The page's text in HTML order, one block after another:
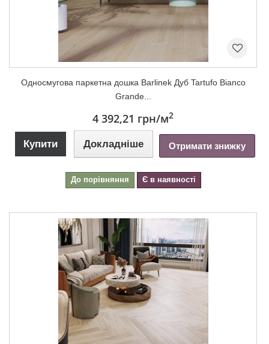
Односмугова паркетна дошка Barlinek Дуб Tartufo Bianco
Grande...
4 392,21 грн/м2
Купити Докладніше Отримати знижку
До порівняння Є в наявності